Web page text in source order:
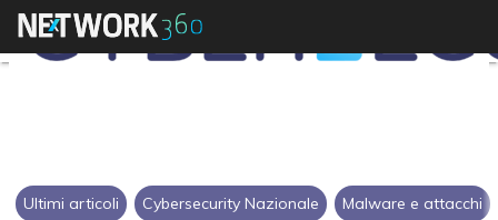
Ultimi articoli Cybersecurity Nazionale Malware e attacchi